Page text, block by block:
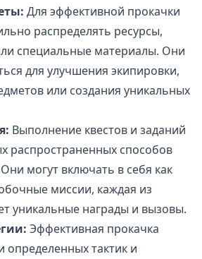
Для эффективной прокачки
распределять ресурсы,
специальные материалы. Они
для улучшения экипировки,
или создания уникальных
Выполнение квестов и заданий
распространенных способов
могут включать в себя как
миссии, каждая из
уникальные награды и вызовы.
Эффективная прокачка
определенных тактик и